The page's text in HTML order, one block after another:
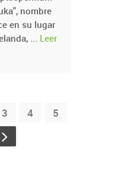
nombre
en su lugar
... Leer
3 4
5